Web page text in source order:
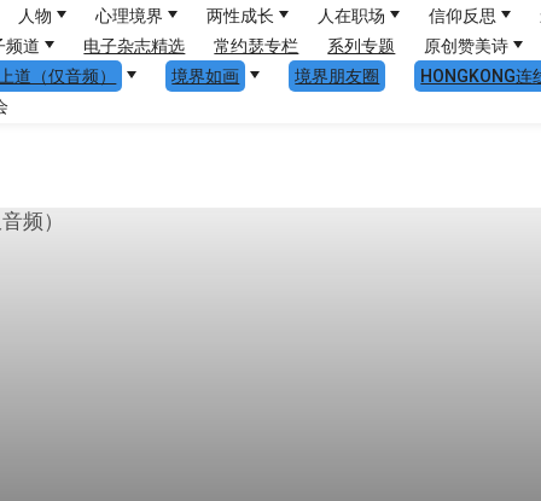
人物 心理境界 两性成长 人在职场 信仰反思
频道
电子杂志精选 常约瑟专栏 系列专题
原创赞美诗
道（仅音频）
境界如画 境界朋友圈
HONGKONG连